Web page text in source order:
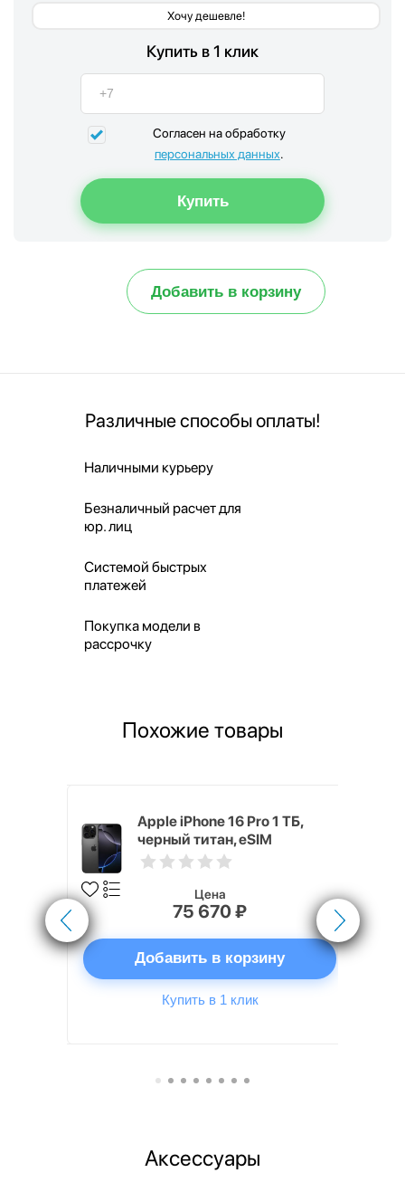
Хочу дешевле!
Купить в 1 клик
Согласен на обработку
персональных данных.
Добавить в корзину
Различные способы оплаты!
Наличными курьеру
Безналичный расчет для
юр. лиц
Системой быстрых
платежей
Покупка модели в
рассрочку
Похожие товары
Apple iPhone 16 Pro 1 ТБ,
черный титан, eSIM
Цена
75 670 ₽
Добавить в корзину
Купить в 1 клик
Аксессуары